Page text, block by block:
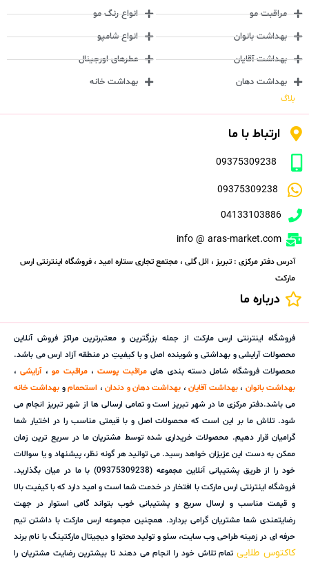
مراقبت مو
بهداشت بانوان
بهداشت آقایان
بهداشت دهان
انواع رنگ مو
انواع شامپو
عطرهای اورجینال
بهداشت خانه
بلاگ
ارتباط با ما
09375309238
09375309238
04133103886
info @ aras-market.com
آدرس دفتر مرکزی : تبریز ، ائل گلی ، مجتمع تجاری ستاره امید ، فروشگاه اینترنتی ارس
مارکت
درباره ما
فروشگاه اینترنتی ارس مارکت از جمله بزرگترین و معتبرترین مراکز فروش آنلاین
محصولات آرایشی و بهداشتی و شوینده اصل و با کیفیتِ در منطقه آزاد ارس می باشد.
محصولات فروشگاه شامل دسته بندی هایمراقبت پوست،مراقبت مو،آرایشی،
بهداشت بانوان ،بهداشت آقایان، بهداشت دهان و دندان، استحمامو بهداشت خانه
می باشد.دفتر مرکزی ما در شهر تبریز است و تمامی ارسالی ها از شهر تبریز انجام می
شود. تلاش ما بر این است که محصولات اصل و با قیمتی مناسب را در اختیار شما
گرامیان قرار دهیم. محصولات خریداری شده توسط مشتریان ما در سریع ترین زمان
ممکن به دست این عزیزان خواهد رسید. می توانید هر گونه نظر، پیشنهاد و یا سوالات
خود را از طریق پشتیبانی آنلاین مجموعه (09375309238) با ما در میان بگذارید.
فروشگاه اینترنتی ارس مارکت با افتخار در خدمت شما است و امید دارد که با کیفیت بالا
و قیمت مناسب و ارسال سریع و پشتیبانی خوب بتواند گامی استوار در جهت
رضایتمندی شما مشتریان گرامی بردارد. همچنین مجموعه ارس مارکت با داشتن تیم
حرفه ای در زمینه طراحی وب سایت، سئو و تولید محتوا و دیجیتال مارکتینگ با نام برند
کاکتوس طلاییتمام تلاش خود را انجام می دهند تا بیشترین رضایت مشتریان را